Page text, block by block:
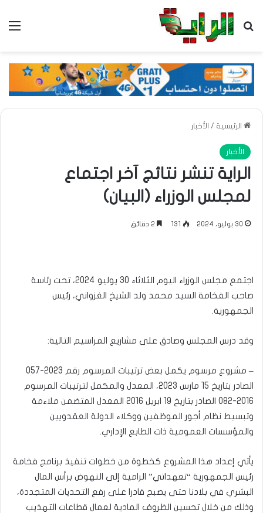
بحث عن
الرئيسية / الأخبار
الأخبار
الراية تنشر نتائج آخر اجتماع
لمجلس الوزراء (البيان)
30 يوليو، 2024 131
اجتمع مجلس الوزراء اليوم الثلاثاء 30 يوليو 2024، تحت رئاسة
صاحب الفخامة السيد محمد ولد الشيخ الغزواني، رئيس
الجمهورية.
وقد درس المجلس وصادق على مشاريع المراسيم التالية:
– مشروع مرسوم يكمل بعض ترتيبات المرسوم رقم 2023-057
الصادر بتاريخ 15 مارس 2023، المعدل والمكمل لترتيبات المرسوم
2016-082 الصادر بتاريخ 19 ابريل 2016 المعدل المتضمن ملاءمة
وتبسيط نظام أجور الموظفين ووكلاء الدولة العقدويين
والمؤسسات العمومية ذات الطابع الإداري.
يأتي إعداد هذا المشروع كخطوة من خطوات تنفيذ برنامج فخامة
رئيس الجمهورية “تعهداتي” الرامية إلى النهوض برأس المال
البشري في بلادنا حتى يصبح قادرا على رفع التحديات المتجددة،
وذلك من خلال تحسين الظروف المادية لعمال قطاعات التهذيب